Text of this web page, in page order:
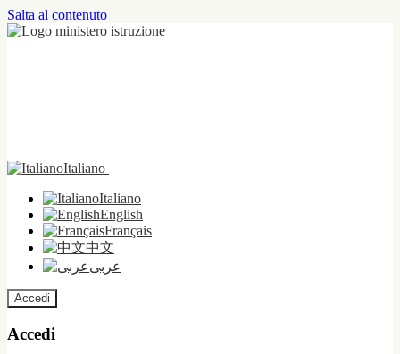
Salta al contenuto
Italiano
Italiano
English
Français
中文
عربى
Accedi
Accedi